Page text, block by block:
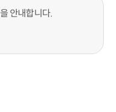
안내합니다.